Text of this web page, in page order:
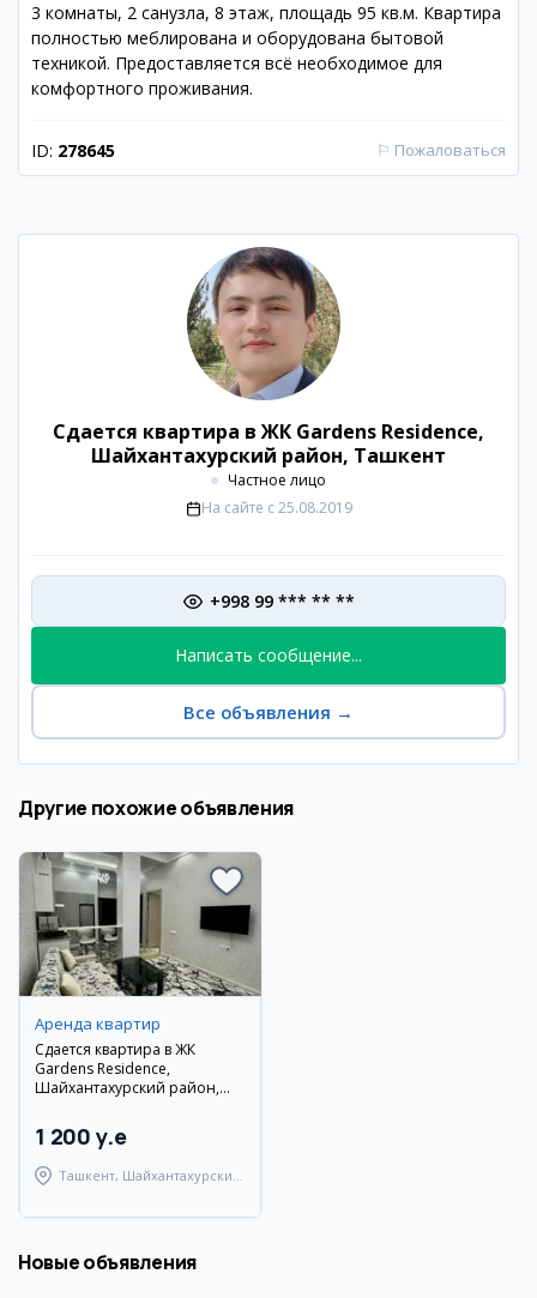
3 комнаты, 2 санузла, 8 этаж, площадь 95 кв.м. Квартира
полностью меблирована и оборудована бытовой
техникой. Предоставляется всё необходимое для
комфортного проживания.
ID: 278645 ⚐ Пожаловаться
Сдается квартира в ЖК Gardens Residence,
Шайхантахурский район, Ташкент
Частное лицо
На сайте с 25.08.2019
+998 99 *** ** **
Написать сообщение...
Все объявления →
Другие похожие объявления
Аренда квартир
Сдается квартира в ЖК
Gardens Residence,
Шайхантахурский район,
1 200 y.e
Ташкент, Шайхантахурский
Новые объявления